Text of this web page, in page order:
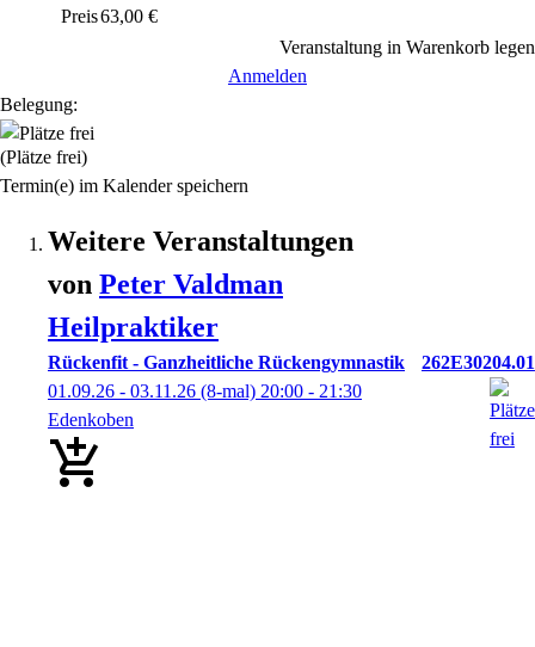
Preis63,00 €
Veranstaltung in Warenkorb legen
Anmelden
Belegung:
(Plätze frei)
Termin(e) im Kalender speichern
Weitere Veranstaltungen
von Peter Valdman
Heilpraktiker
Rückenfit - Ganzheitliche Rückengymnastik
262E30204.01
01.09.26 - 03.11.26 (8-mal) 20:00 - 21:30
Edenkoben